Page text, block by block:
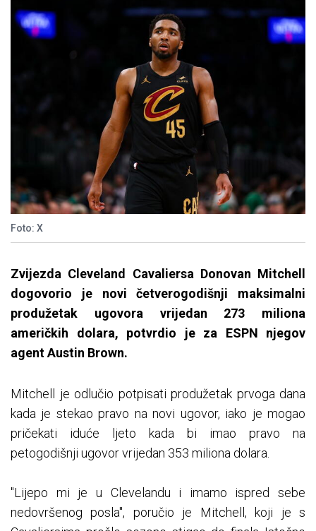
Foto: X
Zvijezda Cleveland Cavaliersa Donovan Mitchell
dogovorio je novi četverogodišnji maksimalni
produžetak ugovora vrijedan 273 miliona
američkih dolara, potvrdio je za ESPN njegov
agent Austin Brown.
Mitchell je odlučio potpisati produžetak prvoga dana
kada je stekao pravo na novi ugovor, iako je mogao
pričekati iduće ljeto kada bi imao pravo na
petogodišnji ugovor vrijedan 353 miliona dolara.
"Lijepo mi je u Clevelandu i imamo ispred sebe
nedovršenog posla", poručio je Mitchell, koji je s